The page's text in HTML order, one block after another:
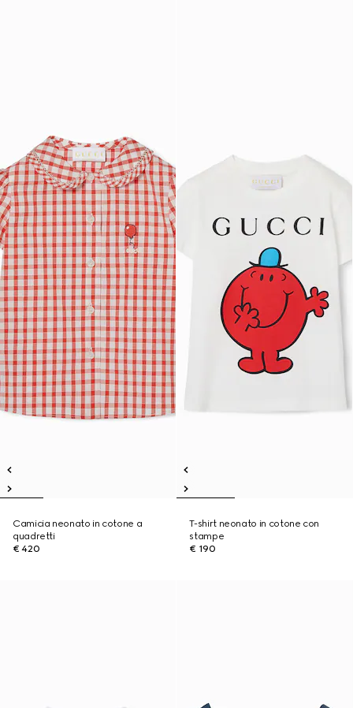
Camicia neonato in cotone a
quadretti
€ 420
T-shirt neonato in cotone con
stampe
€ 190